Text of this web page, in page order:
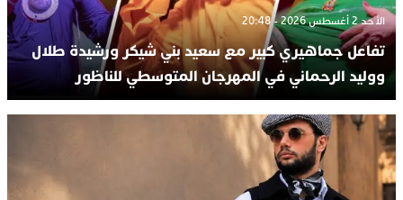
الأحد 2 أغسطس 2026 - 20:48
تفاعل جماهيري كبير مع سعيد بني شيكر ورشيدة طلال
ووليد الرحماني في المهرجان المتوسطي للناظور